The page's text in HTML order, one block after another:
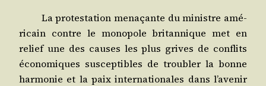
La pro­tes­ta­tion mena­çante du ministre amé­
ri­cain contre le mono­pole bri­tan­nique met en
relief une des causes les plus grives de conflits
éco­no­miques sus­cep­tibles de trou­bler la bonne
har­mo­nie et la paix inter­na­tio­nales dans l’a­ve­nir